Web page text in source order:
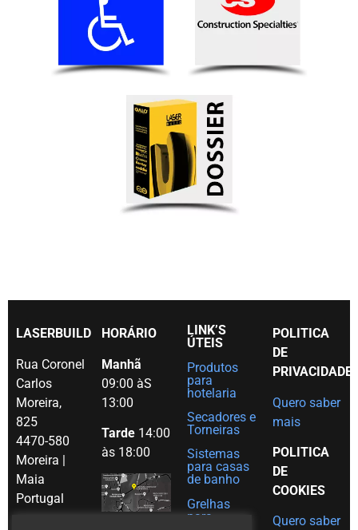
LASERBUILD
Rua Coronel
Carlos
Moreira,
825
4470-580
Moreira |
Maia
Portugal
HORÁRIO
Manhã
09:00 àS
13:00
Tarde 14:00
às 18:00
LINK’S
ÚTEIS
Produtos
para
hotelaria
Secadores e
Torneiras
Sistemas
para casas
de banho
Grelhas
para
POLITICA
DE
PRIVACIDADE
Quero saber
mais
POLITICA
DE
COOKIES
Quero saber